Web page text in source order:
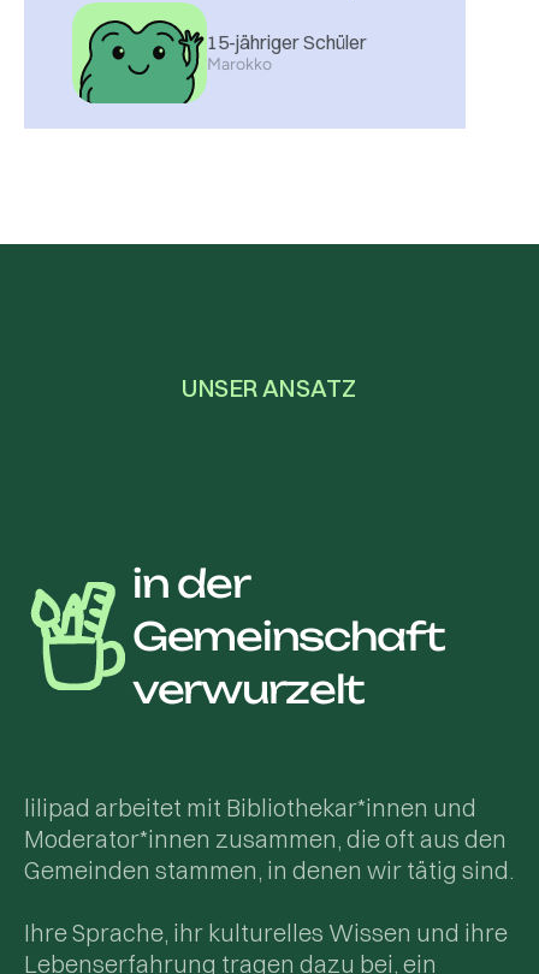
15-jähriger Schüler
Marokko
UNSER ANSATZ
in der
Gemeinschaft
verwurzelt
lilipad arbeitet mit Bibliothekar*innen und
Moderator*innen zusammen, die oft aus den
Gemeinden stammen, in denen wir tätig sind.
Ihre Sprache, ihr kulturelles Wissen und ihre
Lebenserfahrung tragen dazu bei, ein